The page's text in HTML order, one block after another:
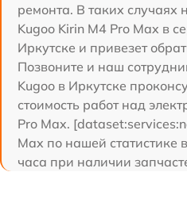
ремонта. В таких случаях
Kugoo Kirin M4 Pro Max в
Иркутске и привезет
Позвоните и наш
Kugoo в Иркутске
стоимость работ над
Pro Max.
Max по нашей статистике
часа при наличии